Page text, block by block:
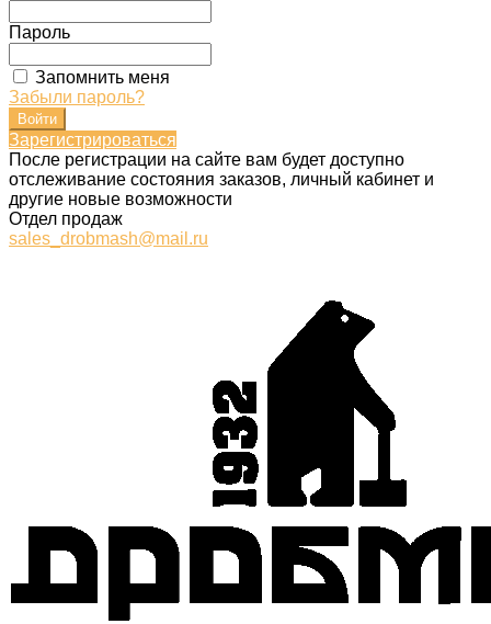
Пароль
Запомнить меня
Забыли пароль?
Зарегистрироваться
После регистрации на сайте вам будет доступно
отслеживание состояния заказов, личный кабинет и
другие новые возможности
Отдел продаж
sales_drobmash@mail.ru